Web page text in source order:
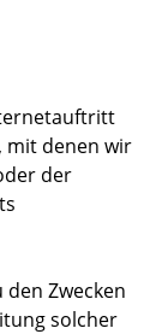
mit denen wir
der
Zwecken
solcher